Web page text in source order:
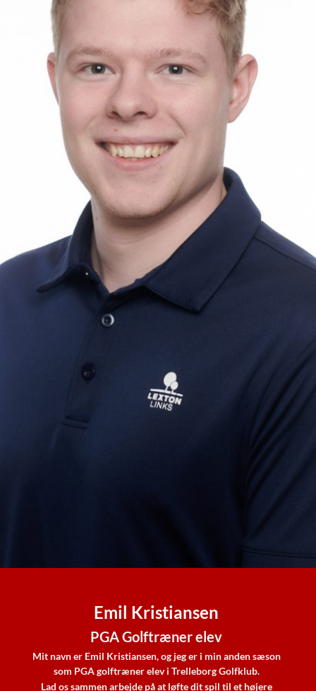
Emil Kristiansen
PGA Golftræner elev
Mit navn er Emil Kristiansen, og jeg er i min anden sæson
som PGA golftræner elev i Trelleborg Golfklub.
Lad os sammen arbejde på at løfte dit spil til et højere